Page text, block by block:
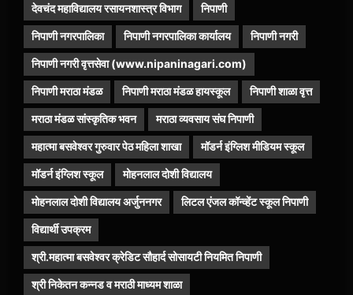
देवचंद महाविद्यालय रसायनशास्त्र विभाग निपाणी
निपाणी नगरपालिका निपाणी नगरपालिका कार्यालय निपाणी नगरी
निपाणी नगरी वृत्तसेवा (www.nipaninagari.com)
निपाणी मराठा मंडळ निपाणी मराठा मंडळ हायस्कूल निपाणी शाळा वृत्त
मराठा मंडळ सांस्कृतिक भवन मराठा व्यवसाय संघ निपाणी
महात्मा बसवेश्वर गुरुवार पेठ महिला शाखा मॉडर्न इंग्लिश मीडियम स्कूल
मॉडर्न इंग्लिश स्कूल मोहनलाल दोशी विद्यालय
मोहनलाल दोशी विद्यालय अर्जुननगर लिटल एंजल कॉन्व्हेंट स्कूल निपाणी
विद्यार्थी उपक्रम
श्री.महात्मा बसवेश्वर क्रेडिट सौहार्द सोसायटी नियमित निपाणी
श्री निकेतन कन्नड व मराठी माध्यम शाळा